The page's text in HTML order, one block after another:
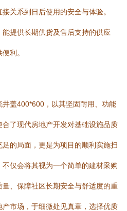
关系到日后使用的安全与体验。
能提供长期供货及售后支持的供应
利。
盖400*600，以其坚固耐用、功能
了现代房地产开发对基础设施品质
的局面，更是为项目的顺利实施扫
仅会将其视为一个简单的建材采购
、保障社区长期安全与舒适度的重
市场，于细微处见真章，选择优质